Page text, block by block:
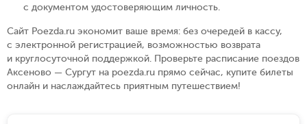
с документом удостоверяющим личность.
Сайт Poezda.ru экономит ваше время: без очередей в кассу,
с электронной регистрацией, возможностью возврата
и круглосуточной поддержкой. Проверьте расписание поездов
Аксеново — Сургут на poezda.ru прямо сейчас, купите билеты
онлайн и наслаждайтесь приятным путешествием!